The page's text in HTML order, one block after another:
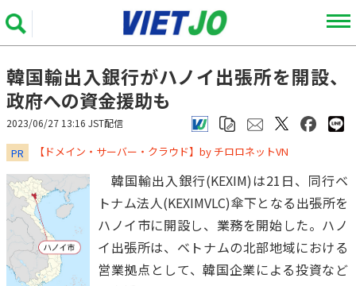
韓国輸出入銀行がハノイ出張所を開設、
政府への資金援助も
2023/06/27 13:16 JST配信
PR ​​​​​​​【ドメイン・サーバー・クラウド】by チロロネットVN
韓国輸出入銀行(KEXIM)は21日、同行ベ
トナム法人(KEXIMVLC)傘下となる出張所を
ハノイ市に開設し、業務を開始した。ハノ
イ出張所は、ベトナムの北部地域における
営業拠点として、韓国企業による投資など